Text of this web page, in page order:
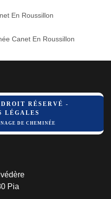
En Roussillon
Canet En Roussillon
RÉSERVÉ -
LÉGALES
DE CHEMINÉE
Pia